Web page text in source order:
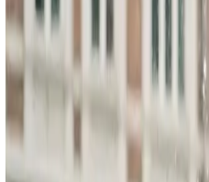
Erhverv, kontor og industri